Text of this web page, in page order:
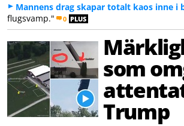
Mannens drag skapar totalt kaos inne i
flugsvamp."
0 PLUS
som
Trump